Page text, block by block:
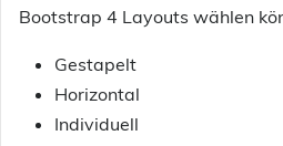
Bootstrap 4 Layouts wählen
Gestapelt
Horizontal
Individuell